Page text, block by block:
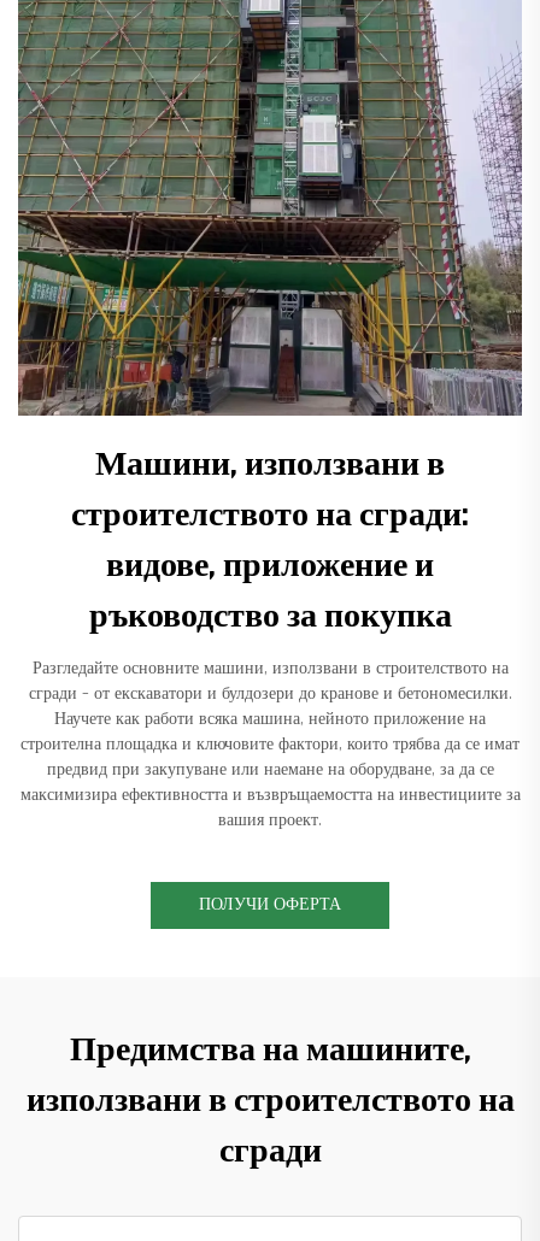
Машини, използвани в
строителството на сгради:
видове, приложение и
ръководство за покупка
Разгледайте основните машини, използвани в строителството на
сгради – от екскаватори и булдозери до кранове и бетономесилки.
Научете как работи всяка машина, нейното приложение на
строителна площадка и ключовите фактори, които трябва да се имат
предвид при закупуване или наемане на оборудване, за да се
максимизира ефективността и възвръщаемостта на инвестициите за
вашия проект.
ПОЛУЧИ ОФЕРТА
Предимства на машините,
използвани в строителството на
сгради